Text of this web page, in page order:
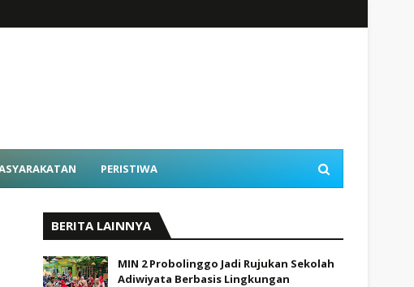
PERISTIWA
BERITA LAINNYA
MIN 2 Probolinggo Jadi Rujukan Sekolah
Adiwiyata Berbasis Lingkungan